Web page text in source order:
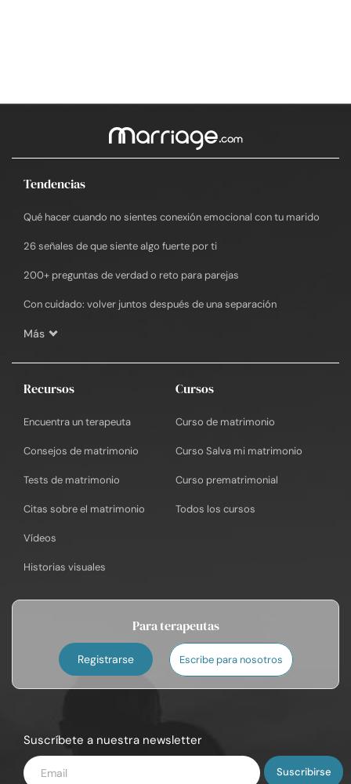
Tendencias
Qué hacer cuando no sientes conexión emocional con tu marido
26 señales de que siente algo fuerte por ti
200+ preguntas de verdad o reto para parejas
Con cuidado: volver juntos después de una separación
Más
Recursos
Encuentra un terapeuta
Consejos de matrimonio
Tests de matrimonio
Citas sobre el matrimonio
Vídeos
Historias visuales
Cursos
Curso de matrimonio
Curso Salva mi matrimonio
Curso prematrimonial
Todos los cursos
Para terapeutas
Registrarse Escribe para nosotros
Suscríbete a nuestra newsletter
Introduce